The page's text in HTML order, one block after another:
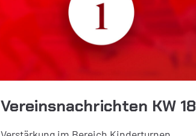
Vereinsnachrichten KW 18